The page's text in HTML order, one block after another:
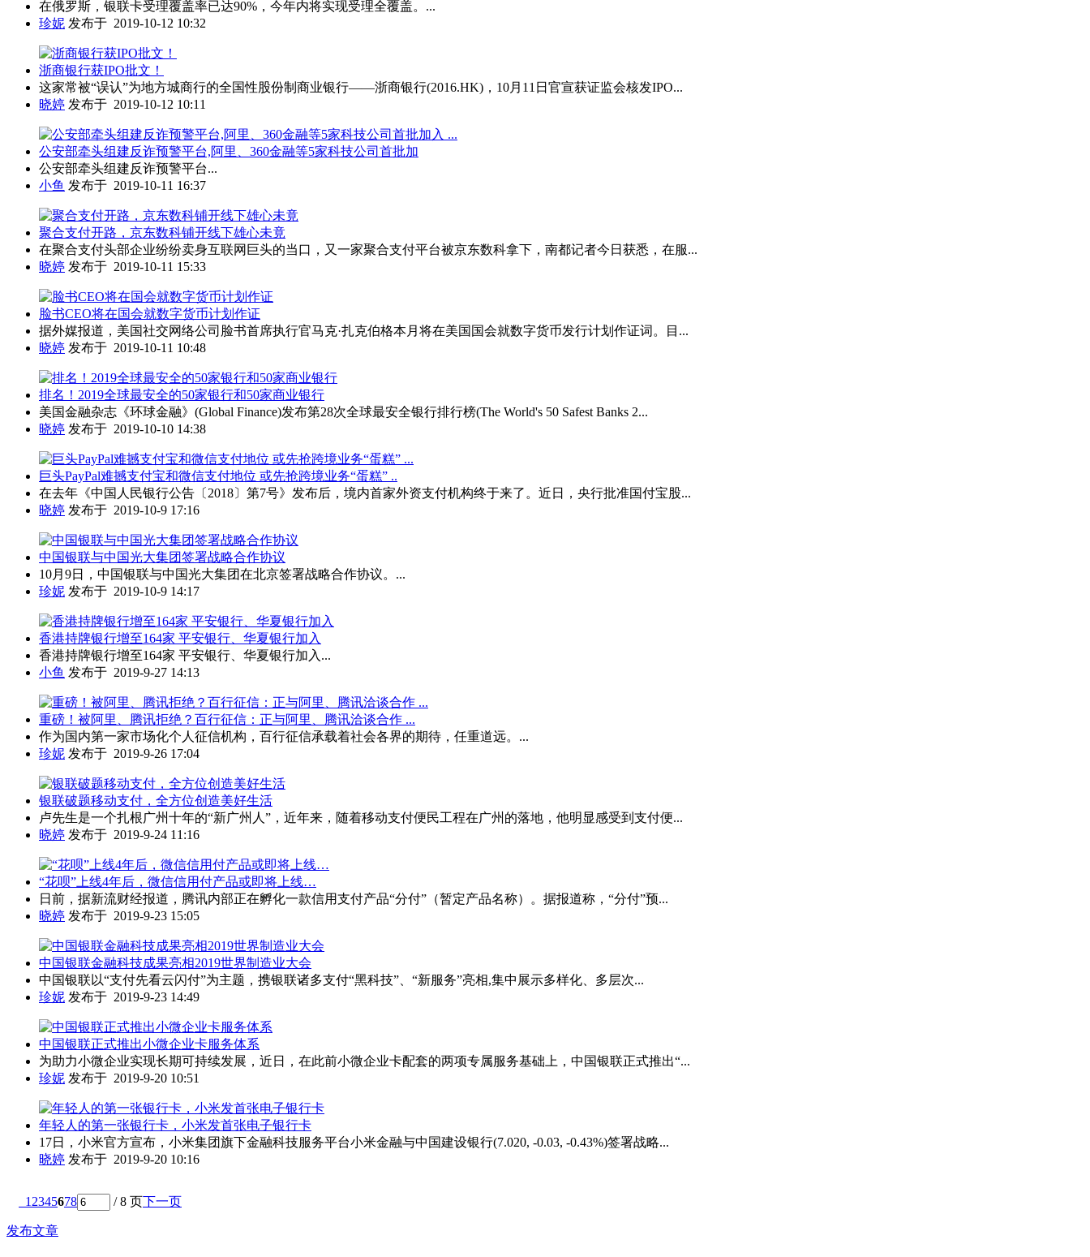
在俄罗斯，银联卡受理覆盖率已达90%，今年内将实现受理全覆盖。...
珍妮 发布于 2019-10-12 10:32
浙商银行获IPO批文！
这家常被“误认”为地方城商行的全国性股份制商业银行——浙商银行(2016.HK)，10月11日官宣获证监会核发IPO...
晓婷 发布于 2019-10-12 10:11
公安部牵头组建反诈预警平台,阿里、360金融等5家科技公司首批加
公安部牵头组建反诈预警平台...
小鱼 发布于 2019-10-11 16:37
聚合支付开路，京东数科铺开线下雄心未竟
在聚合支付头部企业纷纷卖身互联网巨头的当口，又一家聚合支付平台被京东数科拿下，南都记者今日获悉，在服...
晓婷 发布于 2019-10-11 15:33
脸书CEO将在国会就数字货币计划作证
据外媒报道，美国社交网络公司脸书首席执行官马克·扎克伯格本月将在美国国会就数字货币发行计划作证词。目...
晓婷 发布于 2019-10-11 10:48
排名！2019全球最安全的50家银行和50家商业银行
美国金融杂志《环球金融》(Global Finance)发布第28次全球最安全银行排行榜(The World's 50 Safest Banks 2...
晓婷 发布于 2019-10-10 14:38
巨头PayPal难撼支付宝和微信支付地位 或先抢跨境业务“蛋糕” ..
在去年《中国人民银行公告〔2018〕第7号》发布后，境内首家外资支付机构终于来了。近日，央行批准国付宝股...
晓婷 发布于 2019-10-9 17:16
中国银联与中国光大集团签署战略合作协议
10月9日，中国银联与中国光大集团在北京签署战略合作协议。...
珍妮 发布于 2019-10-9 14:17
香港持牌银行增至164家 平安银行、华夏银行加入
香港持牌银行增至164家 平安银行、华夏银行加入...
小鱼 发布于 2019-9-27 14:13
重磅！被阿里、腾讯拒绝？百行征信：正与阿里、腾讯洽谈合作 ...
作为国内第一家市场化个人征信机构，百行征信承载着社会各界的期待，任重道远。...
珍妮 发布于 2019-9-26 17:04
银联破题移动支付，全方位创造美好生活
卢先生是一个扎根广州十年的“新广州人”，近年来，随着移动支付便民工程在广州的落地，他明显感受到支付便...
晓婷 发布于 2019-9-24 11:16
“花呗”上线4年后，微信信用付产品或即将上线…
日前，据新流财经报道，腾讯内部正在孵化一款信用支付产品“分付”（暂定产品名称）。据报道称，“分付”预...
晓婷 发布于 2019-9-23 15:05
中国银联金融科技成果亮相2019世界制造业大会
中国银联以“支付先看云闪付”为主题，携银联诸多支付“黑科技”、“新服务”亮相,集中展示多样化、多层次...
珍妮 发布于 2019-9-23 14:49
中国银联正式推出小微企业卡服务体系
为助力小微企业实现长期可持续发展，近日，在此前小微企业卡配套的两项专属服务基础上，中国银联正式推出“...
珍妮 发布于 2019-9-20 10:51
年轻人的第一张银行卡，小米发首张电子银行卡
17日，小米官方宣布，小米集团旗下金融科技服务平台小米金融与中国建设银行(7.020, -0.03, -0.43%)签署战略...
晓婷 发布于 2019-9-20 10:16
1 2345678 / 8 页下一页
发布文章